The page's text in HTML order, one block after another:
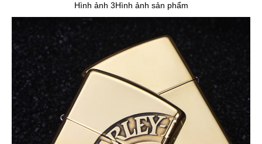
Hình ảnh 3Hình ảnh sản phẩm